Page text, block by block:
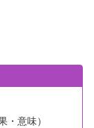
・意味）